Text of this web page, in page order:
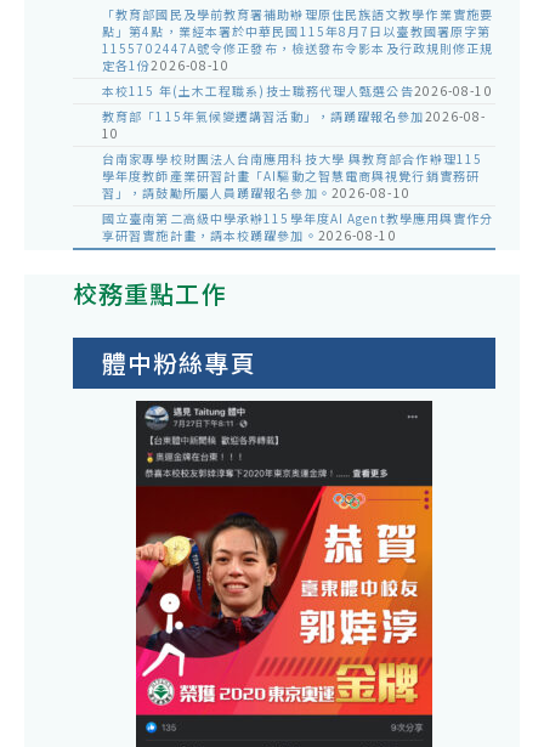
「教育部國民及學前教育署補助辦理原住民族語文教學作業實施要
點」第4點，業經本署於中華民國115年8月7日以臺教國署原字第
1155702447A號令修正發布，檢送發布令影本及行政規則修正規
定各1份2026-08-10
本校115 年(土木工程職系)技士職務代理人甄選公告2026-08-10
教育部「115年氣候變遷講習活動」，請踴躍報名參加2026-08-
10
台南家專學校財團法人台南應用科技大學 與教育部合作辦理115
學年度教師產業研習計畫「AI驅動之智慧電商與視覺行銷實務研
習」，請鼓勵所屬人員踴躍報名參加。 2026-08-10
國立臺南第二高級中學承辦115學年度AI Agent教學應用與實作分
享研習實施計畫，請本校踴躍參加。 2026-08-10
校務重點工作
體中粉絲專頁